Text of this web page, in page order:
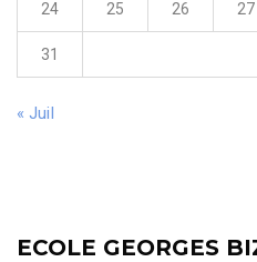
24 25 26 27
31
« Juil
ECOLE GEORGES